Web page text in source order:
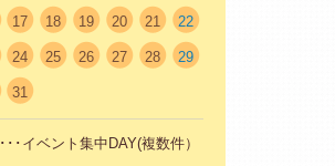
17 18 19 20 21 22
24 25 26 27 28 29
31
･･･イベント集中DAY(複数件）